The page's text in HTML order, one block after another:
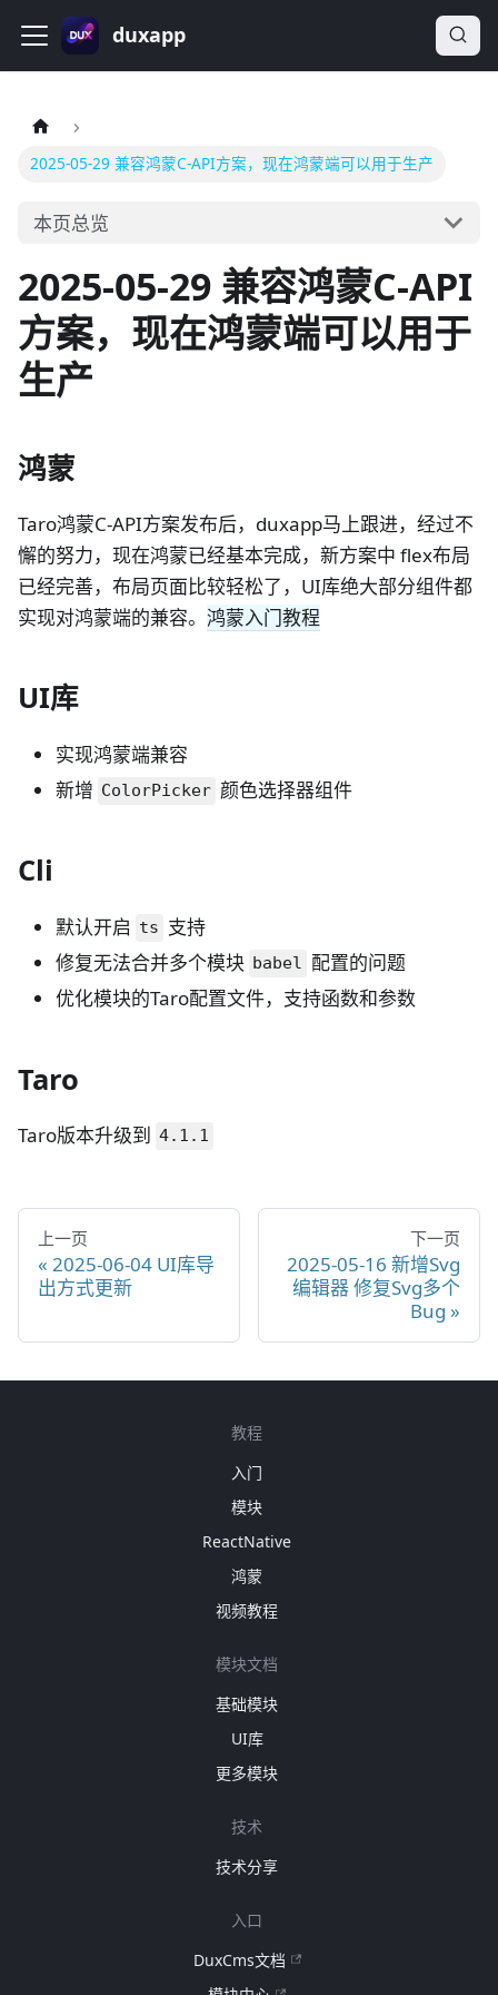
duxapp
2025-05-29 兼容鸿蒙C-API方案，现在鸿蒙端可以用于生产
本页总览
2025-05-29 兼容鸿蒙C-API
方案，现在鸿蒙端可以用于
生产
鸿蒙
Taro鸿蒙C-API方案发布后，duxapp马上跟进，经过不
懈的努力，现在鸿蒙已经基本完成，新方案中 flex布局
已经完善，布局页面比较轻松了，UI库绝大部分组件都
实现对鸿蒙端的兼容。 鸿蒙入门教程
UI库
实现鸿蒙端兼容
新增 ColorPicker 颜色选择器组件
Cli
默认开启 ts 支持
修复无法合并多个模块 babel 配置的问题
优化模块的Taro配置文件，支持函数和参数
Taro
Taro版本升级到 4.1.1
上一页
2025-06-04 UI库导
出方式更新
下一页
2025-05-16 新增Svg
编辑器 修复Svg多个
Bug
教程
入门
模块
ReactNative
鸿蒙
视频教程
模块文档
基础模块
UI库
更多模块
技术
技术分享
入口
DuxCms文档